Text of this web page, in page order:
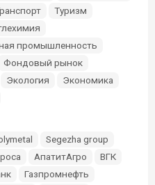
Туризм
промышленность
Фондовый рынок
Экология
Экономика
Segezha group
АпатитАгро
ВГК
Газпромнефть